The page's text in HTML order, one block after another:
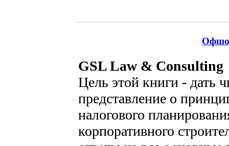
GSL Law & Consulting
Цель этой книги - дать
представление о
налогового
корпоративного